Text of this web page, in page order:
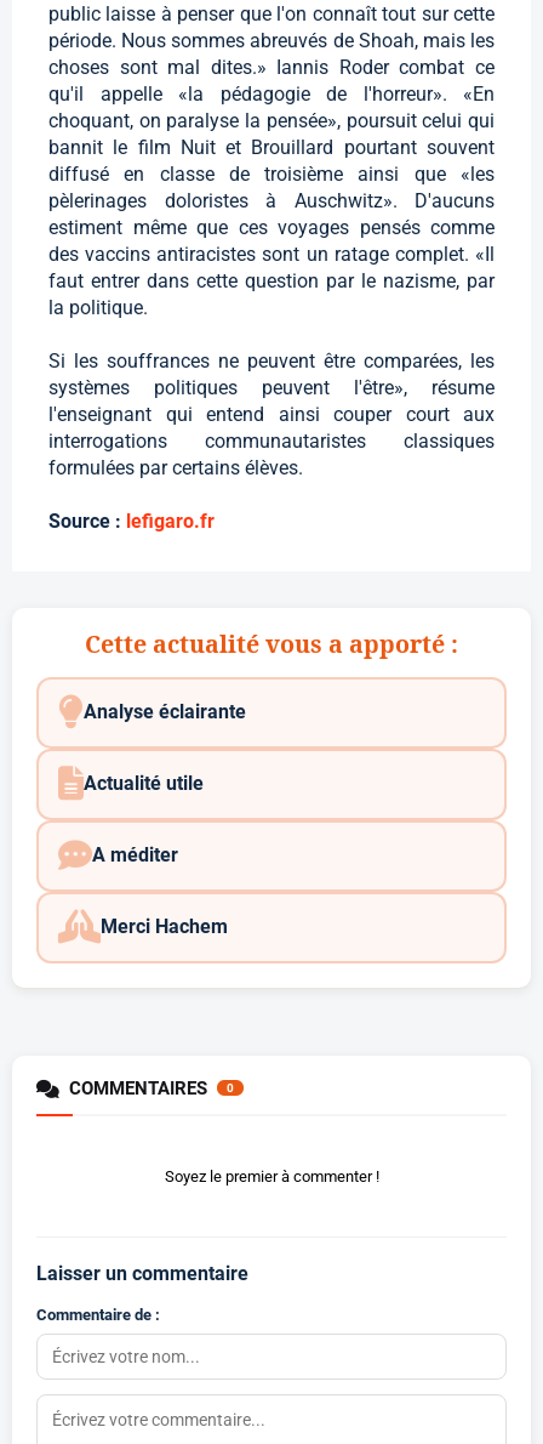
public laisse à penser que l'on connaît tout sur cette
période. Nous sommes abreuvés de Shoah, mais les
choses sont mal dites.» Iannis Roder combat ce
qu'il appelle «la pédagogie de l'horreur». «En
choquant, on paralyse la pensée», poursuit celui qui
bannit le film Nuit et Brouillard pourtant souvent
diffusé en classe de troisième ainsi que «les
pèlerinages doloristes à Auschwitz». D'aucuns
estiment même que ces voyages pensés comme
des vaccins antiracistes sont un ratage complet. «Il
faut entrer dans cette question par le nazisme, par
la politique.
Si les souffrances ne peuvent être comparées, les
systèmes politiques peuvent l'être», résume
l'enseignant qui entend ainsi couper court aux
interrogations communautaristes classiques
formulées par certains élèves.
Source : lefigaro.fr
Cette actualité vous a apporté :
Analyse éclairante
Actualité utile
A méditer
Merci Hachem
COMMENTAIRES 0
Soyez le premier à commenter !
Laisser un commentaire
Commentaire de :